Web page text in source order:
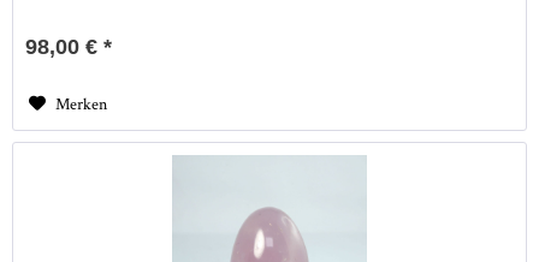
98,00 € *
Merken